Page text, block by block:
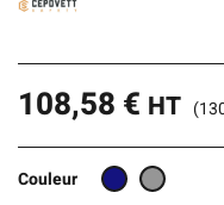
108,58 € HT (
Couleur